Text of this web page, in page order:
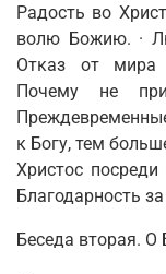
Радость во
волю Божию. ·
Отказ от мира
Почему не
к Богу, тем
Христос посреди
Благодарность
Беседа вторая.